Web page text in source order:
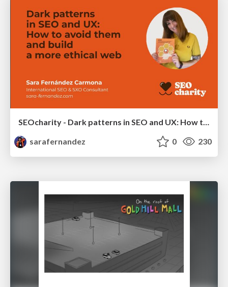
SEOcharity - Dark patterns in SEO and UX: How to avoid them and build a more ethical web
sarafernandez
0 230